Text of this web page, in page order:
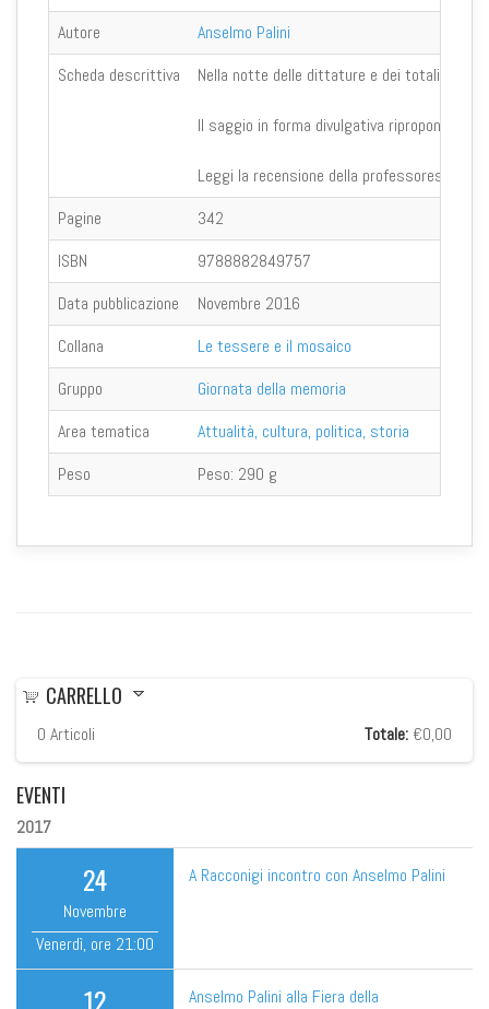
Autore
Anselmo Palini
Scheda descrittiva
Nella notte delle dittature e dei
Il saggio in forma divulgativa ripropone
Leggi la recensione della professoressa
Pagine
342
ISBN
9788882849757
Data pubblicazione
Novembre 2016
Collana
Le tessere e il mosaico
Gruppo
Giornata della memoria
Area tematica
Attualità, cultura, politica, storia
Peso
Peso: 290 g
CARRELLO
0 Articoli Totale: €0,00
EVENTI
2017
24
Novembre
Venerdì, ore 21:00
A Racconigi incontro con Anselmo Palini
12
Anselmo Palini alla Fiera della